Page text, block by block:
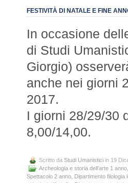
FESTIVITÀ DI NATALE E FINE
In occasione
di Studi
Giorgio)
anche nei giorni
2017.
I giorni 28/29/30
8,00/14,00.
Scritto da Studi Umanistici in 19
Archeologia e storia dell’arte 1 anno
Spettacolo 2 anno Dipartimento filologia